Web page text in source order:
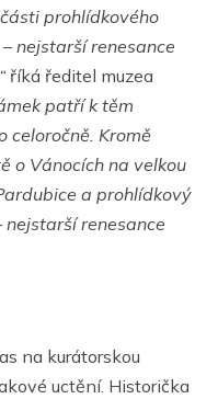
prohlídkového
nejstarší renesance
říká ředitel muzea
patří k těm
celoročně. Kromě
o Vánocích na velkou
a prohlídkový
nejstarší renesance
na kurátorskou
uctění. Historička